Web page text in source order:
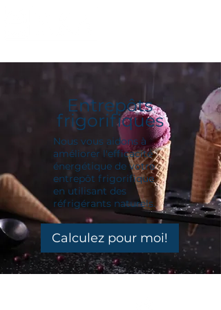
Entrepôts
frigorifiques
Nous vous aidons à
améliorer l'efficacité
énergétique de votre
entrepôt frigorifique
en utilisant des
réfrigérants naturels.
Calculez pour moi!